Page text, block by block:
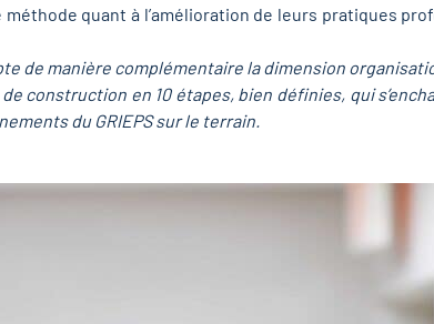
quant à l’amélioration de leurs pratiques
de manière complémentaire la dimension
construction en 10 étapes, bien définies, qui
du GRIEPS sur le terrain.